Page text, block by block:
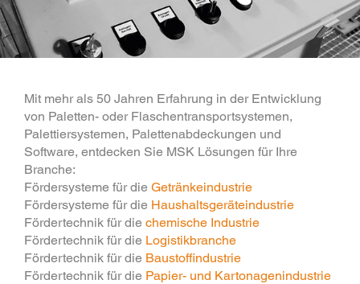
Mit mehr als 50 Jahren Erfahrung in der Entwicklung
von Paletten- oder Flaschentransportsystemen,
Palettiersystemen, Palettenabdeckungen und
Software, entdecken Sie MSK Lösungen für Ihre
Branche:
Fördersysteme für die Getränkeindustrie
Fördersysteme für die Haushaltsgeräteindustrie
Fördertechnik für die chemische Industrie
Fördertechnik für die Logistikbranche
Fördertechnik für die Baustoffindustrie
Fördertechnik für die Papier- und Kartonagenindustrie